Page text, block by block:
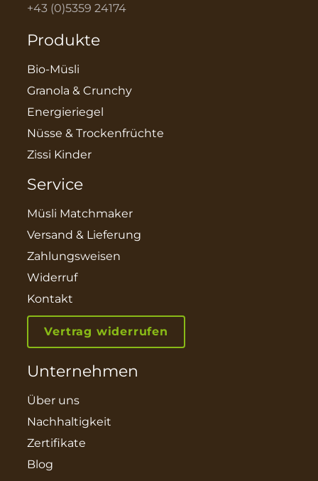
+43 (0)5359 24174
Produkte
Bio-Müsli
Granola & Crunchy
Energieriegel
Nüsse & Trockenfrüchte
Zissi Kinder
Service
Müsli Matchmaker
Versand & Lieferung
Zahlungsweisen
Widerruf
Kontakt
Vertrag widerrufen
Unternehmen
Über uns
Nachhaltigkeit
Zertifikate
Blog